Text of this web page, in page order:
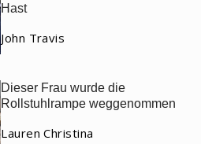
Hast
John Travis
Dieser Frau wurde die
Rollstuhlrampe weggenommen
Lauren Christina